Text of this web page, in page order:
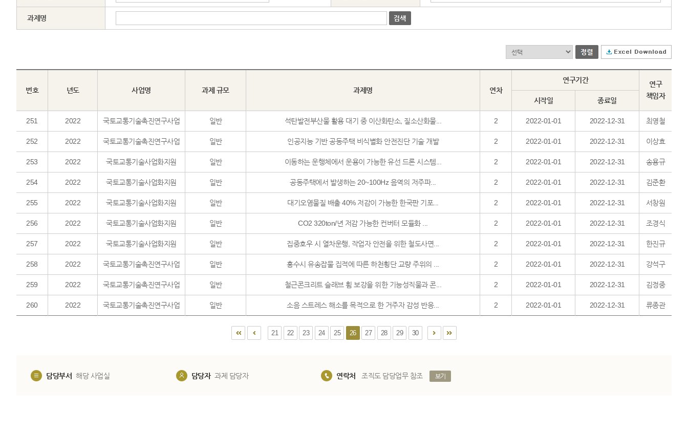
과제명
번호 년도 사업명 과제 규모 과제명 연차
연구기간
연구
책임자
시작일 종료일
251 2022 국토교통기술촉진연구사업 일반 석탄발전부산물 활용 대기 중 이산화탄소, 질소산화물... 2 2022-01-01 2022-12-31 최영철
252 2022 국토교통기술촉진연구사업 일반 인공지능 기반 공동주택 비식별화 안전진단 기술 개발 2 2022-01-01 2022-12-31 이상효
253 2022 국토교통기술사업화지원 일반 이동하는 운행체에서 운용이 가능한 유선 드론 시스템... 2 2022-01-01 2022-12-31 송용규
254 2022 국토교통기술사업화지원 일반 공동주택에서 발생하는 20~100Hz 음역의 저주파... 2 2022-01-01 2022-12-31 김준환
255 2022 국토교통기술사업화지원 일반 대기오염물질 배출 40% 저감이 가능한 한국판 기포... 2 2022-01-01 2022-12-31 서창원
256 2022 국토교통기술사업화지원 일반 CO2 320ton/년 저감 가능한 컨버터 모듈화 ... 2 2022-01-01 2022-12-31 조경식
257 2022 국토교통기술사업화지원 일반 집중호우 시 열차운행, 작업자 안전을 위한 철도사면... 2 2022-01-01 2022-12-31 한진규
258 2022 국토교통기술촉진연구사업 일반 홍수시 유송잡물 집적에 따른 하천횡단 교량 주위의 ... 2 2022-01-01 2022-12-31 강석구
259 2022 국토교통기술촉진연구사업 일반 철근콘크리트 슬래브 휨 보강을 위한 기능성직물과 콘... 2 2022-01-01 2022-12-31 김정중
260 2022 국토교통기술촉진연구사업 일반 소음 스트레스 해소를 목적으로 한 거주자 감성 반응... 2 2022-01-01 2022-12-31 류종관
21 22 23 24 25 26 27 28 29 30
담당부서 해당 사업실 담당자 과제 담당자 연락처 조직도 담당업무 참조 보기